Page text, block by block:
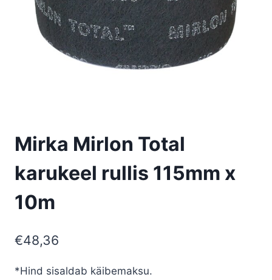
Mirka Mirlon Total
karukeel rullis 115mm x
10m
€48,36
*Hind sisaldab käibemaksu.